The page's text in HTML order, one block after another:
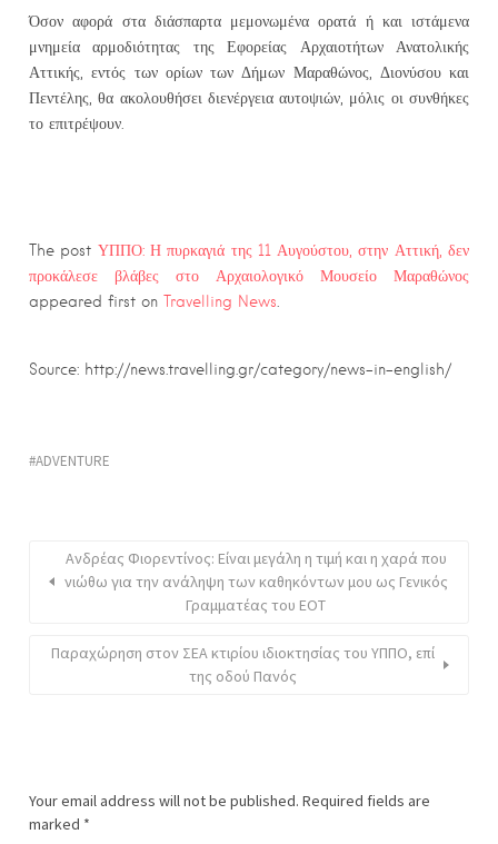
Όσον αφορά στα διάσπαρτα μεμονωμένα ορατά ή και ιστάμενα
μνημεία αρμοδιότητας της Εφορείας Αρχαιοτήτων Ανατολικής
Αττικής, εντός των ορίων των Δήμων Μαραθώνος, Διονύσου και
Πεντέλης, θα ακολουθήσει διενέργεια αυτοψιών, μόλις οι συνθήκες
το επιτρέψουν.
The post ΥΠΠΟ: Η πυρκαγιά της 11 Αυγούστου, στην Αττική, δεν
προκάλεσε βλάβες στο Αρχαιολογικό Μουσείο Μαραθώνος
appeared first on Travelling News
Source: http://news.travelling.gr/category/news-in-english/
ADVENTURE
Ανδρέας Φιορεντίνος: Είναι μεγάλη η τιμή και η χαρά που
νιώθω για την ανάληψη των καθηκόντων μου ως Γενικός
Γραμματέας του ΕΟΤ
Παραχώρηση στον ΣΕΑ κτιρίου ιδιοκτησίας του ΥΠΠΟ, επί
της οδού Πανός
Your email address will not be published. Required fields are
marked *